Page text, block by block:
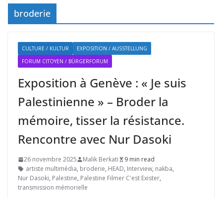
broderie
CULTURE / KULTUR
EXPOSITION / AUSSTELLUNG
FORUM CITOYEN / BÜRGERFORUM
Exposition à Genève : « Je suis
Palestinienne » – Broder la
mémoire, tisser la résistance.
Rencontre avec Nur Dasoki
26 novembre 2025 Malik Berkati
9 min read
artiste multimédia, broderie, HEAD, Interview, nakba,
Nur Dasoki, Palestine, Palestine Filmer C'est Exister,
transmission mémorielle